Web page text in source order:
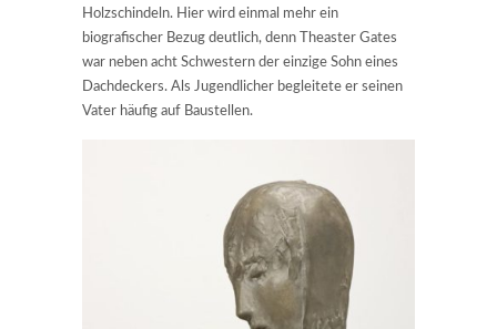
Holzschindeln. Hier wird einmal mehr ein
biografischer Bezug deutlich, denn Theaster Gates
war neben acht Schwestern der einzige Sohn eines
Dachdeckers. Als Jugendlicher begleitete er seinen
Vater häufig auf Baustellen.